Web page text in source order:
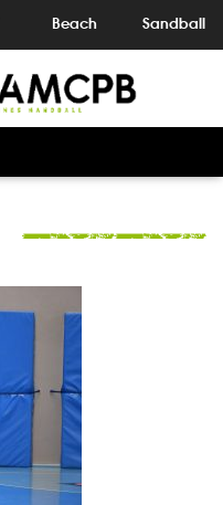
Beach Sandball